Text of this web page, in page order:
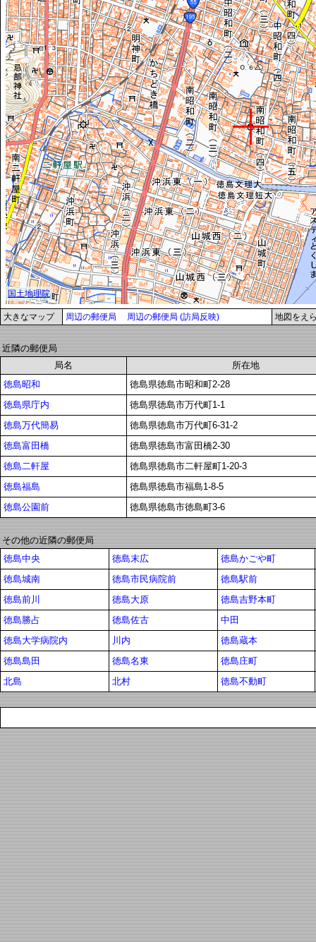
大きなマップ 周辺の郵便局 周辺の郵便局 (訪局反映) 地図をえ
近隣の郵便局
局名
所在地
徳島昭和
徳島県徳島市昭和町2-28
徳島県庁内
徳島県徳島市万代町1-1
徳島万代簡易
徳島県徳島市万代町6-31-2
徳島富田橋
徳島県徳島市富田橋2-30
徳島二軒屋
徳島県徳島市二軒屋町1-20-3
徳島福島
徳島県徳島市福島1-8-5
徳島公園前
徳島県徳島市徳島町3-6
その他の近隣の郵便局
徳島中央
徳島末広
徳島かごや町
徳島城南
徳島市民病院前
徳島駅前
徳島前川
徳島大原
徳島吉野本町
徳島勝占
徳島佐古
中田
徳島大学病院内
川内
徳島蔵本
徳島島田
徳島名東
徳島庄町
北島
北村 徳島不動町